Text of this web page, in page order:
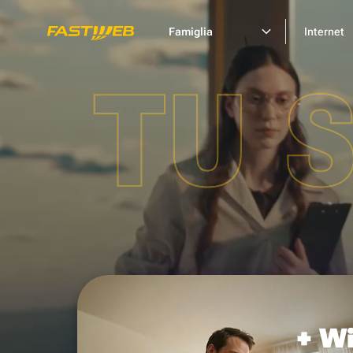
Famiglia Internet
TU
+